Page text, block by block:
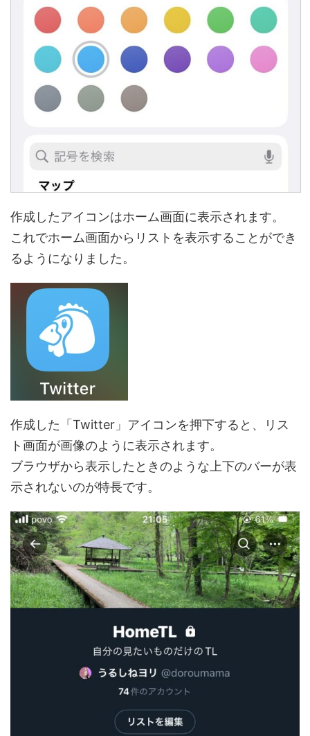
作成したアイコンはホーム画面に表示されます。
これでホーム画面からリストを表示することができ
るようになりました。
作成した「Twitter」アイコンを押下すると、リス
ト画面が画像のように表示されます。
ブラウザから表示したときのような上下のバーが表
示されないのが特長です。